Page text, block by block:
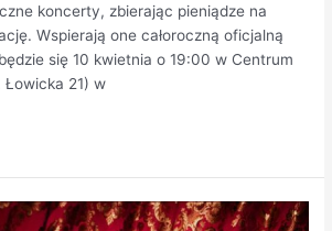
koncerty, zbierając pieniądze na
Wspierają one całoroczną oficjalną
się 10 kwietnia o 19:00 w Centrum
21) w